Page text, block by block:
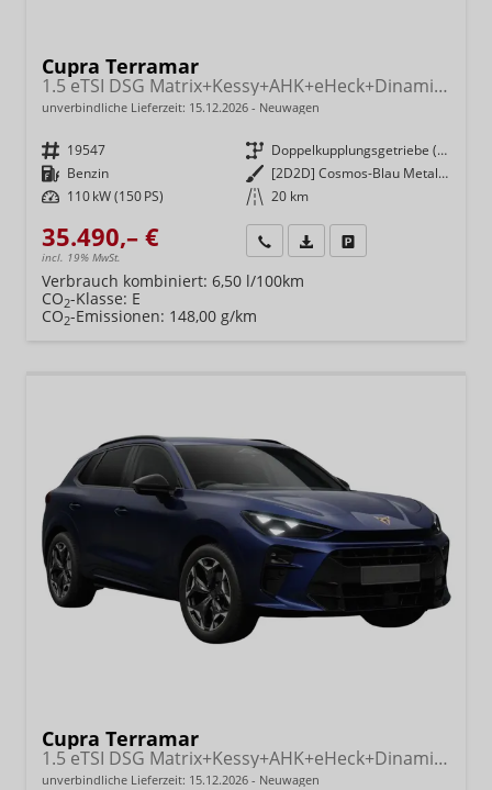
Cupra Terramar
1.5 eTSI DSG Matrix+Kessy+AHK+eHeck+Dinamica+CarPlay+eHeck+GV5
unverbindliche Lieferzeit: 15.12.2026 Neuwagen
Fahrzeugnr. 19547 Getriebe
Doppelkupplungsgetriebe (DSG)
Kraftstoff Benzin Außenfarbe
[2D2D] Cosmos-Blau Metallic
Leistung 110 kW (150 PS) Kilometerstand 20 km
35.490,– €
incl. 19% MwSt.
Wir rufen Sie anFahrzeugexposé (PDF)
Verbrauch kombiniert: 6,50 l/100km
CO2-Klasse: E
CO2-Emissionen: 148,00 g/km
Cupra Terramar
1.5 eTSI DSG Matrix+Kessy+AHK+eHeck+Dinamica+CarPlay+eHeck+GV5
unverbindliche Lieferzeit: 15.12.2026 Neuwagen